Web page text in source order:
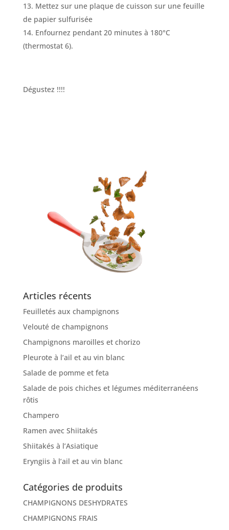
Mettez sur une plaque de cuisson sur une feuille
de papier sulfurisée
Enfournez pendant 20 minutes à 180°C
(thermostat 6).
Dégustez !!!!
Articles récents
Feuilletés aux champignons
Velouté de champignons
Champignons maroilles et chorizo
Pleurote à l’ail et au vin blanc
Salade de pomme et feta
Salade de pois chiches et légumes méditerranéens
rôtis
Champero
Ramen avec Shiitakés
Shiitakés à l’Asiatique
Eryngiis à l’ail et au vin blanc
Catégories de produits
CHAMPIGNONS DESHYDRATES
CHAMPIGNONS FRAIS